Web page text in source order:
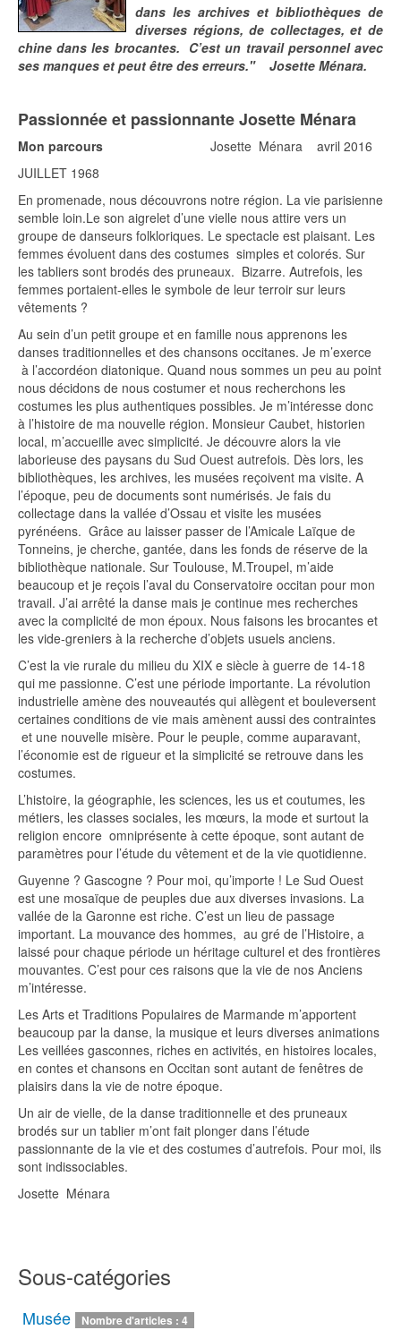
dans les archives et bibliothèques de
diverses régions, de collectages, et de
chine dans les brocantes. C’est un travail personnel avec
ses manques et peut être des erreurs." Josette Ménara.
Passionnée et passionnante Josette Ménara
Mon parcours
Josette Ménara avril 2016
JUILLET 1968
En promenade, nous découvrons notre région. La vie parisienne
semble loin.Le son aigrelet d’une vielle nous attire vers un
groupe de danseurs folkloriques. Le spectacle est plaisant. Les
femmes évoluent dans des costumes simples et colorés. Sur
les tabliers sont brodés des pruneaux. Bizarre. Autrefois, les
femmes portaient-elles le symbole de leur terroir sur leurs
vêtements ?
Au sein d’un petit groupe et en famille nous apprenons les
danses traditionnelles et des chansons occitanes. Je m’exerce
à l’accordéon diatonique. Quand nous sommes un peu au point
nous décidons de nous costumer et nous recherchons les
costumes les plus authentiques possibles. Je m’intéresse donc
à l’histoire de ma nouvelle région. Monsieur Caubet, historien
local, m’accueille avec simplicité. Je découvre alors la vie
laborieuse des paysans du Sud Ouest autrefois. Dès lors, les
bibliothèques, les archives, les musées reçoivent ma visite. A
l’époque, peu de documents sont numérisés. Je fais du
collectage dans la vallée d’Ossau et visite les musées
pyrénéens. Grâce au laisser passer de l’Amicale Laïque de
Tonneins, je cherche, gantée, dans les fonds de réserve de la
bibliothèque nationale. Sur Toulouse, M.Troupel, m’aide
beaucoup et je reçois l’aval du Conservatoire occitan pour mon
travail. J’ai arrêté la danse mais je continue mes recherches
avec la complicité de mon époux. Nous faisons les brocantes et
les vide-greniers à la recherche d’objets usuels anciens.
C’est la vie rurale du milieu du XIX e siècle à guerre de 14-18
qui me passionne. C’est une période importante. La révolution
industrielle amène des nouveautés qui allègent et bouleversent
certaines conditions de vie mais amènent aussi des contraintes
et une nouvelle misère. Pour le peuple, comme auparavant,
l’économie est de rigueur et la simplicité se retrouve dans les
costumes.
L’histoire, la géographie, les sciences, les us et coutumes, les
métiers, les classes sociales, les mœurs, la mode et surtout la
religion encore omniprésente à cette époque, sont autant de
paramètres pour l’étude du vêtement et de la vie quotidienne.
Guyenne ? Gascogne ? Pour moi, qu’importe ! Le Sud Ouest
est une mosaïque de peuples due aux diverses invasions. La
vallée de la Garonne est riche. C’est un lieu de passage
important. La mouvance des hommes, au gré de l’Histoire, a
laissé pour chaque période un héritage culturel et des frontières
mouvantes. C’est pour ces raisons que la vie de nos Anciens
m’intéresse.
Les Arts et Traditions Populaires de Marmande m’apportent
beaucoup par la danse, la musique et leurs diverses animations
Les veillées gasconnes, riches en activités, en histoires locales,
en contes et chansons en Occitan sont autant de fenêtres de
plaisirs dans la vie de notre époque.
Un air de vielle, de la danse traditionnelle et des pruneaux
brodés sur un tablier m’ont fait plonger dans l’étude
passionnante de la vie et des costumes d’autrefois. Pour moi, ils
sont indissociables.
Josette Ménara
Sous-catégories
Musée Nombre d'articles : 4